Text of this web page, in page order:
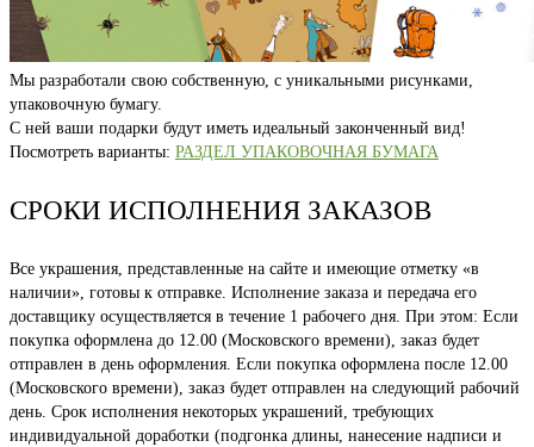
Мы разработали свою собственную, с уникальными рисунками,
упаковочную бумагу.
С ней ваши подарки будут иметь идеальный законченный вид!
Посмотреть варианты: РАЗДЕЛ УПАКОВОЧНАЯ БУМАГА
СРОКИ ИСПОЛНЕНИЯ ЗАКАЗОВ
Все украшения, представленные на сайте и имеющие отметку «в
наличии», готовы к отправке. Исполнение заказа и передача его
доставщику осуществляется в течение 1 рабочего дня. При этом: Если
покупка оформлена до 12.00 (Московского времени), заказ будет
отправлен в день оформления. Если покупка оформлена после 12.00
(Московского времени), заказ будет отправлен на следующий рабочий
день. Срок исполнения некоторых украшений, требующих
индивидуальной доработки (подгонка длины, нанесение надписи и